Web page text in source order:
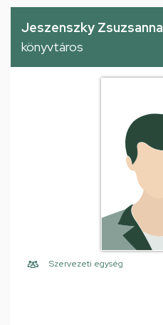
Jeszenszky Zsuzsanna
könyvtáros
Szervezeti egység